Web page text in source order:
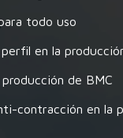
todo uso
en la
de BMC
contracción en la